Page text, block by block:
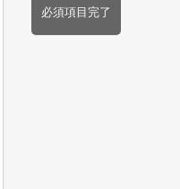
必須項目完了